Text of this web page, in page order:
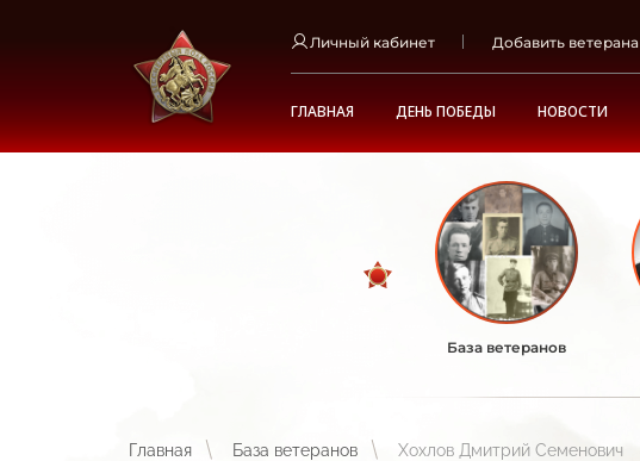
Личный кабинет Добавить ветерана
ГЛАВНАЯ ДЕНЬ ПОБЕДЫ НОВОСТИ
База ветеранов
Главная База ветеранов Хохлов Дмитрий Семенович